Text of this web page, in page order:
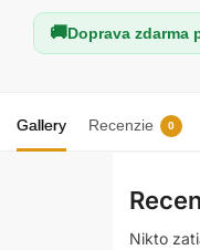
mix
Doprava zdarma
Gallery Recenzie 0
Nikto